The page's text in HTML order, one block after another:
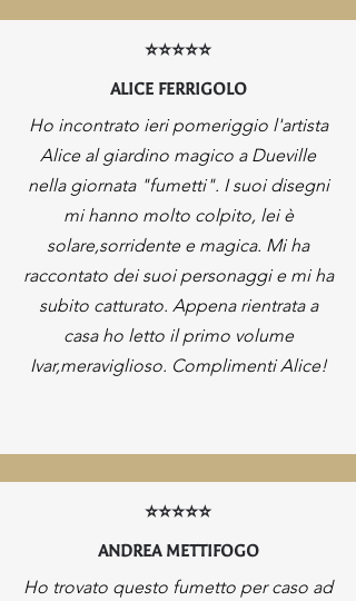
⭐⭐⭐⭐⭐
ALICE FERRIGOLO
Ho incontrato ieri pomeriggio l'artista
Alice al giardino magico a Dueville
nella giornata "fumetti". I suoi disegni
mi hanno molto colpito, lei è
solare,sorridente e magica. Mi ha
raccontato dei suoi personaggi e mi ha
subito catturato. Appena rientrata a
casa ho letto il primo volume
Ivar,meraviglioso. Complimenti Alice!
⭐⭐⭐⭐⭐
ANDREA METTIFOGO
Ho trovato questo fumetto per caso ad